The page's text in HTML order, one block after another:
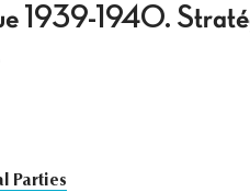
1939-1940.
Parties